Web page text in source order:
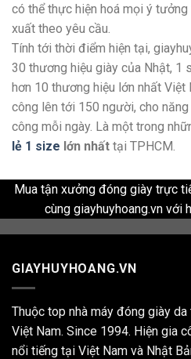
có thể thực hiện hoá mọi ý
xuất theo yêu cầu.
Tính tới thời điểm hiện tại,
30 thương hiệu giày của Nhật, 1
hơn 10 thương hiệu lớn nhất Việt
công lên tới 150 người, cho
công mỗi ngày. Là một trong
lẻ 1 size lớn nhất tại TPHCM.
Mua tận xưởng đóng giày trực
cùng giayhuyhoang.vn với
GIAYHUYHOANG.VN
Thuộc top nhà máy đóng giày
Việt Nam. Since 1994. Hiện gia
nổi tiếng tại Việt Nam và Nhật